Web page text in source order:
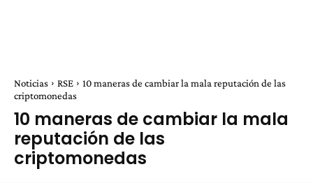
Noticias RSE
10 maneras de cambiar la mala reputación de las
criptomonedas
10 maneras de cambiar la mala
reputación de las
criptomonedas